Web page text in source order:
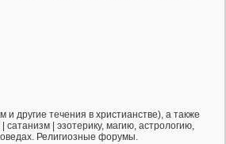
другие течения в христианстве), а также
| эзотерику, магию, астрологию,
Религиозные форумы.